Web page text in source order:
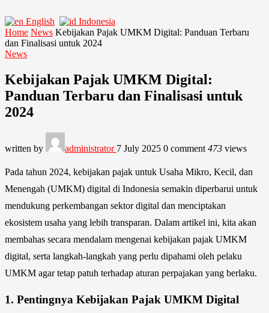
English
Indonesia
Home News Kebijakan Pajak UMKM Digital: Panduan Terbaru
dan Finalisasi untuk 2024
News
Kebijakan Pajak UMKM Digital:
Panduan Terbaru dan Finalisasi untuk
2024
written by administrator 7 July 2025 0 comment 473 views
Pada tahun 2024, kebijakan pajak untuk Usaha Mikro, Kecil, dan
Menengah (UMKM) digital di Indonesia semakin diperbarui untuk
mendukung perkembangan sektor digital dan menciptakan
ekosistem usaha yang lebih transparan. Dalam artikel ini, kita akan
membahas secara mendalam mengenai kebijakan pajak UMKM
digital, serta langkah-langkah yang perlu dipahami oleh pelaku
UMKM agar tetap patuh terhadap aturan perpajakan yang berlaku.
1. Pentingnya Kebijakan Pajak UMKM Digital